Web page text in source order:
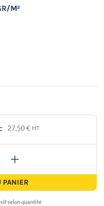
M²
27,50 € HT
+
PANIER
selon quantité